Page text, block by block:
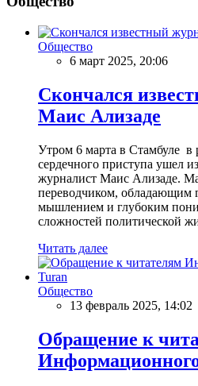
Общество
6 март 2025, 20:06
Скончался
Маис Ализаде
Утром 6 марта в Стамбуле в
сердечного приступа ушел
журналист Маис Ализаде.
переводчиком,
мышлением и глубоким
сложностей политической
Читать далее
Общество
13 февраль 2025, 14:02
Обращение к